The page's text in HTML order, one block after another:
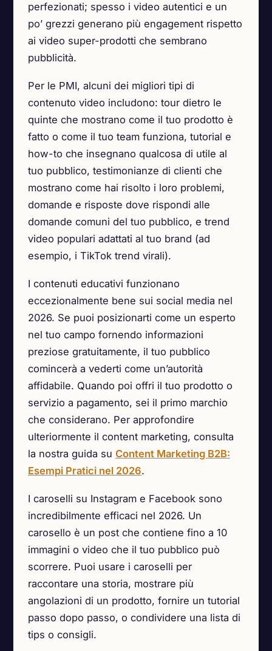
perfezionati; spesso i video autentici e un
po’ grezzi generano più engagement rispetto
ai video super-prodotti che sembrano
pubblicità.
Per le PMI, alcuni dei migliori tipi di
contenuto video includono: tour dietro le
quinte che mostrano come il tuo prodotto è
fatto o come il tuo team funziona, tutorial e
how-to che insegnano qualcosa di utile al
tuo pubblico, testimonianze di clienti che
mostrano come hai risolto i loro problemi,
domande e risposte dove rispondi alle
domande comuni del tuo pubblico, e trend
video populari adattati al tuo brand (ad
esempio, i TikTok trend virali).
I contenuti educativi funzionano
eccezionalmente bene sui social media nel
2026. Se puoi posizionarti come un esperto
nel tuo campo fornendo informazioni
preziose gratuitamente, il tuo pubblico
comincerà a vederti come un’autorità
affidabile. Quando poi offri il tuo prodotto o
servizio a pagamento, sei il primo marchio
che considerano. Per approfondire
ulteriormente il content marketing, consulta
la nostra guida su Content Marketing B2B:
Esempi Pratici nel 2026.
I caroselli su Instagram e Facebook sono
incredibilmente efficaci nel 2026. Un
carosello è un post che contiene fino a 10
immagini o video che il tuo pubblico può
scorrere. Puoi usare i caroselli per
raccontare una storia, mostrare più
angolazioni di un prodotto, fornire un tutorial
passo dopo passo, o condividere una lista di
tips o consigli.